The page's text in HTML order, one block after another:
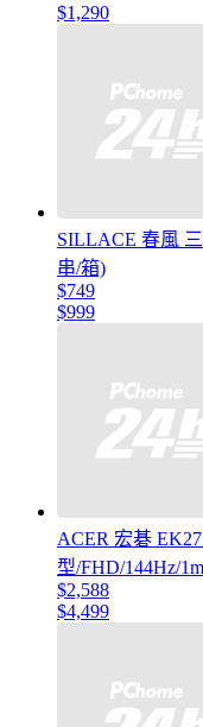
$1,290
SILLACE 春風
串/箱)
$749
$999
ACER 宏碁
型/FHD/144Hz/
$2,588
$4,499